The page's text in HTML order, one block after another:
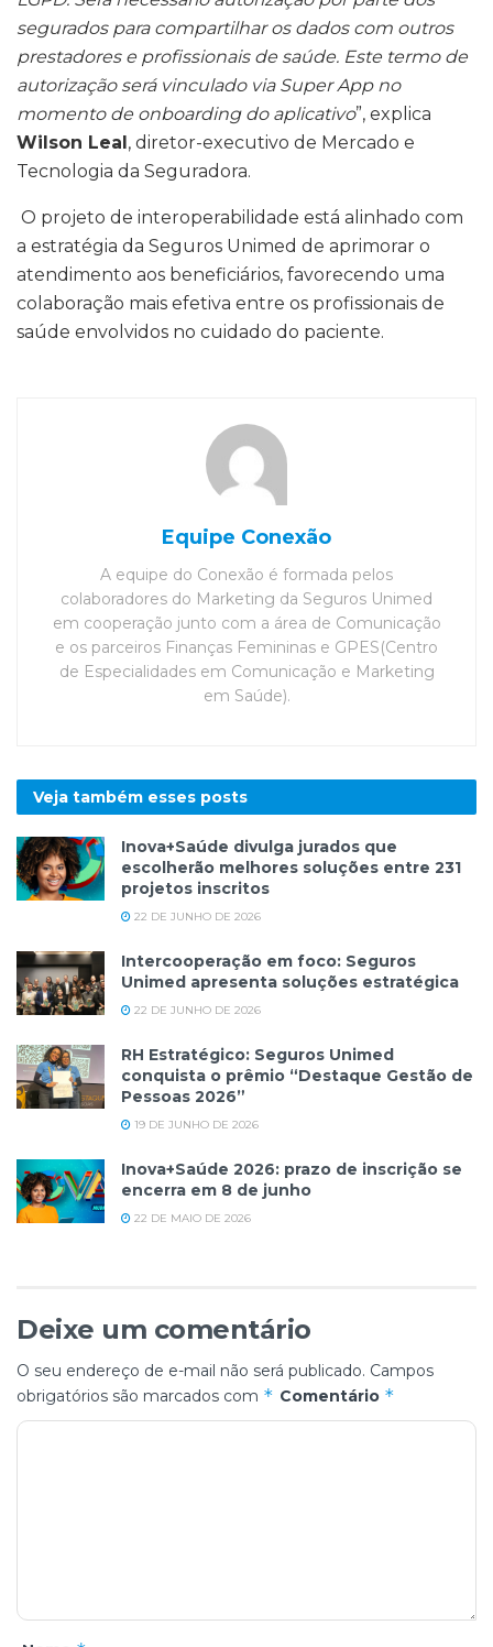
segurados para compartilhar os dados com outros
prestadores e profissionais de saúde. Este termo de
autorização será vinculado via Super App no
momento de onboarding do aplicativo”, explica
Wilson Leal , diretor-executivo de Mercado e
Tecnologia da Seguradora.
O projeto de interoperabilidade está alinhado com
a estratégia da Seguros Unimed de aprimorar o
atendimento aos beneficiários, favorecendo uma
colaboração mais efetiva entre os profissionais de
saúde envolvidos no cuidado do paciente.
Equipe Conexão
A equipe do Conexão é formada pelos
colaboradores do Marketing da Seguros Unimed
em cooperação junto com a área de Comunicação
e os parceiros Finanças Femininas e GPES(Centro
de Especialidades em Comunicação e Marketing
em Saúde).
Veja também esses posts
Inova+Saúde divulga jurados que
escolherão melhores soluções entre 231
projetos inscritos
22 DE JUNHO DE 2026
Intercooperação em foco: Seguros
Unimed apresenta soluções estratégica
22 DE JUNHO DE 2026
RH Estratégico: Seguros Unimed
conquista o prêmio “Destaque Gestão de
Pessoas 2026”
19 DE JUNHO DE 2026
Inova+Saúde 2026: prazo de inscrição se
encerra em 8 de junho
22 DE MAIO DE 2026
Deixe um comentário
O seu endereço de e-mail não será publicado. Campos
obrigatórios são marcados com * Comentário *